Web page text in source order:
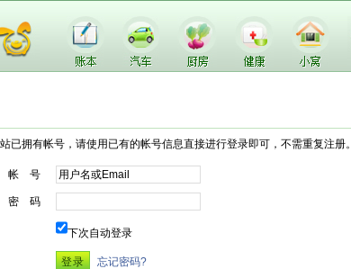
已拥有帐号，请使用已有的帐号信息直接进行登录即可，不需重复注册。
帐 号
密 码
下次自动登录
忘记密码?